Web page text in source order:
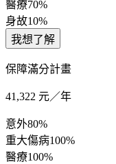
醫療70%
身故10%
我想了解
保障滿分計畫
41,322 元／年
意外80%
重大傷病100%
醫療100%